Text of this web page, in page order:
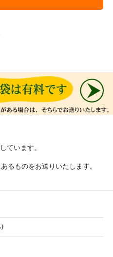
ています。
るものをお送りいたします。
)